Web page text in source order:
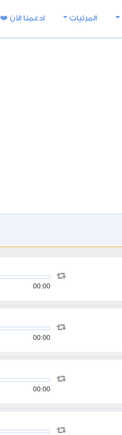
المرئيات ادعمنا اﻵن ❤️
00:00
00:00
00:00